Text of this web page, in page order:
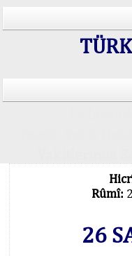
Rûmî:
26